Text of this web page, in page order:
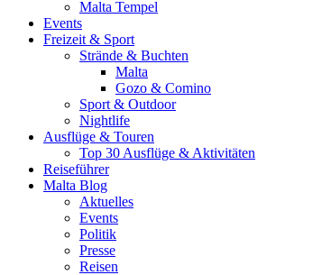
Malta Tempel
Events
Freizeit & Sport
Strände & Buchten
Malta
Gozo & Comino
Sport & Outdoor
Nightlife
Ausflüge & Touren
Top 30 Ausflüge & Aktivitäten
Reiseführer
Malta Blog
Aktuelles
Events
Politik
Presse
Reisen